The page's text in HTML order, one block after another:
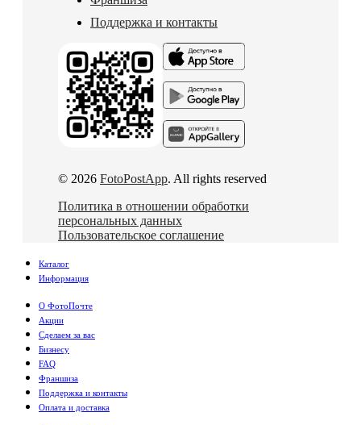
Поддержка и контакты
© 2026 FotoPostApp. All rights reserved
Политика в отношении обработки
персональных данных
Пользовательское соглашение
Каталог
Информация
О ФотоПочте
Акции
Сделаем за вас
Бизнесу
FAQ
Франшиза
Поддержка и контакты
Оплата и доставка